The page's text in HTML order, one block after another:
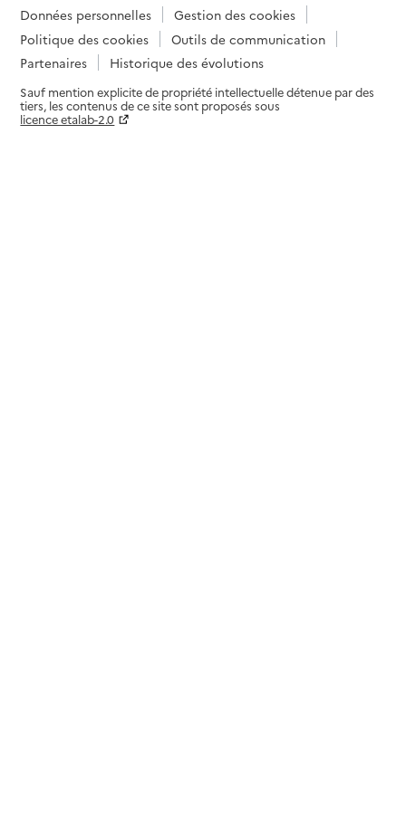
Données personnelles
Gestion des cookies
Politique des cookies
Outils de communication
Partenaires
Historique des évolutions
Sauf mention explicite de propriété intellectuelle détenue par des
tiers, les contenus de ce site sont proposés sous
licence etalab-2.0